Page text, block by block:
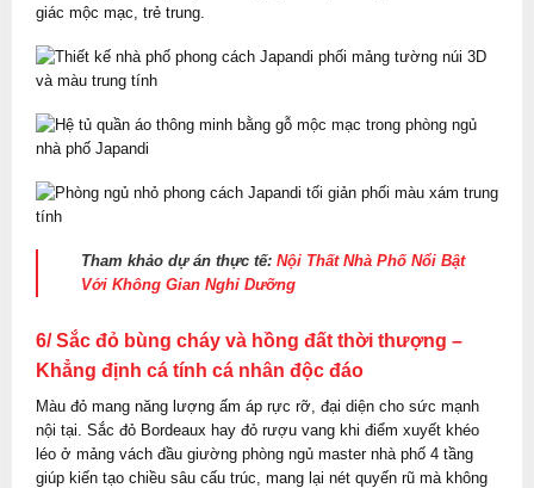
giác mộc mạc, trẻ trung.
Tham khảo dự án thực tế: Nội Thất Nhà Phố Nổi Bật
Với Không Gian Nghỉ Dưỡng
6/ Sắc đỏ bùng cháy và hồng đất thời thượng –
Khẳng định cá tính cá nhân độc đáo
Màu đỏ mang năng lượng ấm áp rực rỡ, đại diện cho sức mạnh
nội tại. Sắc đỏ Bordeaux hay đỏ rượu vang khi điểm xuyết khéo
léo ở mảng vách đầu giường phòng ngủ master nhà phố 4 tầng
giúp kiến tạo chiều sâu cấu trúc, mang lại nét quyến rũ mà không